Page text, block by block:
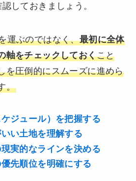
しておきましょう。
運ぶのではなく、最初に全体
軸をチェックしておくこと
を圧倒的にスムーズに進めら
。
ジュール）を把握する
い土地を理解する
実的なラインを決める
先順位を明確にする